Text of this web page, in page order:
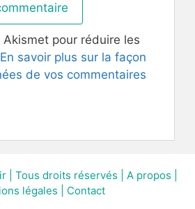
pour réduire les
En savoir plus sur la façon
de vos commentaires
| Tous droits réservés | A propos
légales
Contact